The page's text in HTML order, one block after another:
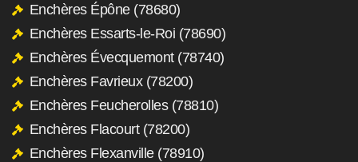
Enchères Épône (78680)
Enchères Essarts-le-Roi (78690)
Enchères Évecquemont (78740)
Enchères Favrieux (78200)
Enchères Feucherolles (78810)
Enchères Flacourt (78200)
Enchères Flexanville (78910)